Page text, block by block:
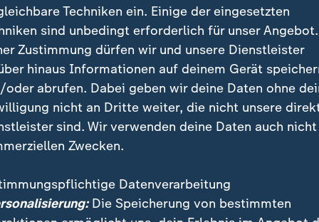
hat nach langer Diskussion das
Bundestag muss noch zustimmen. Weitere
Techniken ein. Einige der eingesetzten
sind unbedingt erforderlich für unser
Zustimmung dürfen wir und unsere Dienstleister
hinaus Informationen auf deinem Gerät
oder abrufen. Dabei geben wir deine Daten ohne
nicht an Dritte weiter, die nicht unsere
sind. Wir verwenden deine Daten auch nicht
Zwecken.
Datenverarbeitung
Die Speicherung von bestimmten